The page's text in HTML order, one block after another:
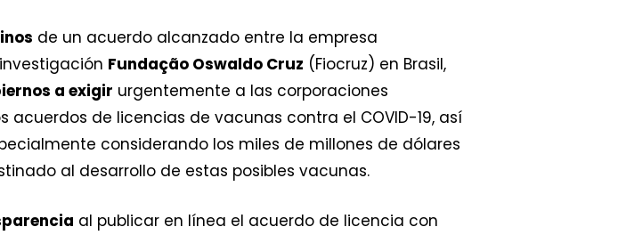
de un acuerdo alcanzado entre la empresa
Fundação Oswaldo Cruz (Fiocruz) en Brasil,
a exigir urgentemente a las corporaciones
acuerdos de licencias de vacunas contra el COVID-19, así
considerando los miles de millones de dólares
al desarrollo de estas posibles vacunas.
al publicar en línea el acuerdo de licencia con